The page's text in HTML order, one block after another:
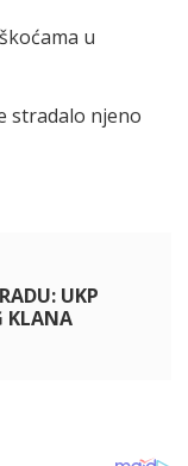
u
stradalo njeno
UKP